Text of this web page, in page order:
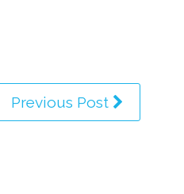
Previous Post